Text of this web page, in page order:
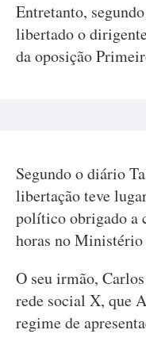
Entretanto,
libertado o
da oposição
Segundo o diário
libertação teve
político obrigado a
horas no
O seu irmão,
rede social X, que
regime de